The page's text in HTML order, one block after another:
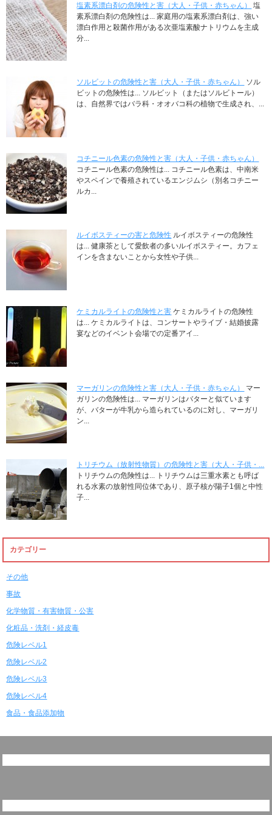
塩素系漂白剤の危険性と害（大人・子供・赤ちゃん）
塩
素系漂白剤の危険性は... 家庭用の塩素系漂白剤は、強い
漂白作用と殺菌作用がある次亜塩素酸ナトリウムを主成
分...
ソルビットの危険性と害（大人・子供・赤ちゃん）
ソル
ビットの危険性は... ソルビット（またはソルビトール）
は、自然界ではバラ科・オオバコ科の植物で生成され、...
コチニール色素の危険性と害（大人・子供・赤ちゃん）
コチニール色素の危険性は... コチニール色素は、中南米
やスペインで養殖されているエンジムシ（別名コチニー
ルカ...
ルイボスティーの害と危険性 ルイボスティーの危険性
は... 健康茶として愛飲者の多いルイボスティー。カフェ
インを含まないことから女性や子供...
ケミカルライトの危険性と害 ケミカルライトの危険性
は... ケミカルライトは、コンサートやライブ・結婚披露
宴などのイベント会場での定番アイ...
マーガリンの危険性と害（大人・子供・赤ちゃん）
マー
ガリンの危険性は... マーガリンはバターと似ています
が、バターが牛乳から造られているのに対し、マーガリ
ン...
トリチウム（放射性物質）の危険性と害（大人・子供・...
トリチウムの危険性は... トリチウムは三重水素とも呼ば
れる水素の放射性同位体であり、原子核が陽子1個と中性
子...
カテゴリー
その他
事故
化学物質・有害物質・公害
化粧品・洗剤・経皮毒
危険レベル1
危険レベル2
危険レベル3
危険レベル4
食品・食品添加物